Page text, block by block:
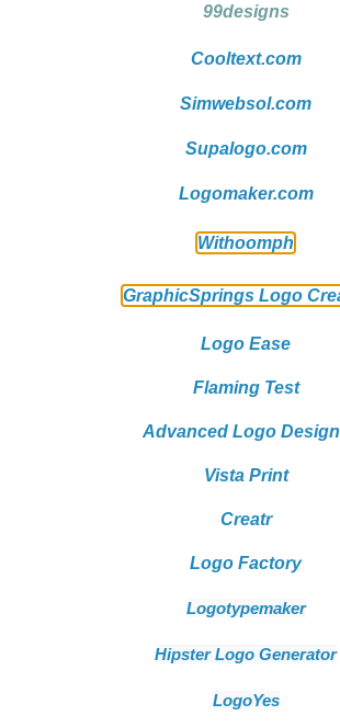
99designs
Cooltext.com
Simwebsol.com
Supalogo.com
Logomaker.com
Withoomph
GraphicSprings Logo
Logo Ease
Flaming Test
Advanced Logo
Vista Print
Creatr
Logo Factory
Logotypemaker
Hipster Logo Generator
LogoYes